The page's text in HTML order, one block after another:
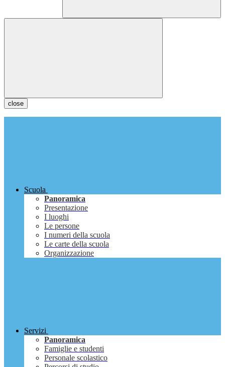
close
Scuola
Panoramica
Presentazione
I luoghi
Le persone
I numeri della scuola
Le carte della scuola
Organizzazione
Servizi
Panoramica
Famiglie e studenti
Personale scolastico